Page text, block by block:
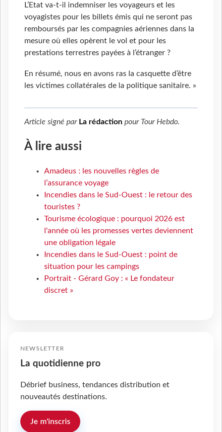
L’Etat va-t-il indemniser les voyageurs et les
voyagistes pour les billets émis qui ne seront pas
remboursés par les compagnies aériennes dans la
mesure où elles opèrent le vol et pour les
prestations terrestres payées à l’étranger ?
En résumé, nous en avons ras la casquette d’être
les victimes collatérales de la politique sanitaire. »
Article signé par La rédaction pour Tour Hebdo.
À lire aussi
Amadeus : les nouvelles règles de
l’assurance voyage
Incendies dans le Sud-Ouest : le retour des
touristes ?
Tourisme écologique : pourquoi 2026 est
l'année où les promesses vertes deviennent
une obligation légale
Incendies dans le Sud-Ouest : point de
situation pour les campings
Portrait - Gérard Goy : « Le fondateur
discret »
NEWSLETTER
La quotidienne pro
Débrief business, tendances distribution et
nouveautés destinations.
Je m'inscris